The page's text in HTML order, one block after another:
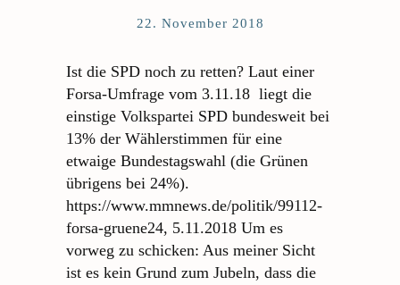
22. November 2018
Ist die SPD noch zu retten? Laut einer
Forsa-Umfrage vom 3.11.18 liegt die
einstige Volkspartei SPD bundesweit bei
13% der Wählerstimmen für eine
etwaige Bundestagswahl (die Grünen
übrigens bei 24%).
https://www.mmnews.de/politik/99112-
forsa-gruene24, 5.11.2018 Um es
vorweg zu schicken: Aus meiner Sicht
ist es kein Grund zum Jubeln, dass die